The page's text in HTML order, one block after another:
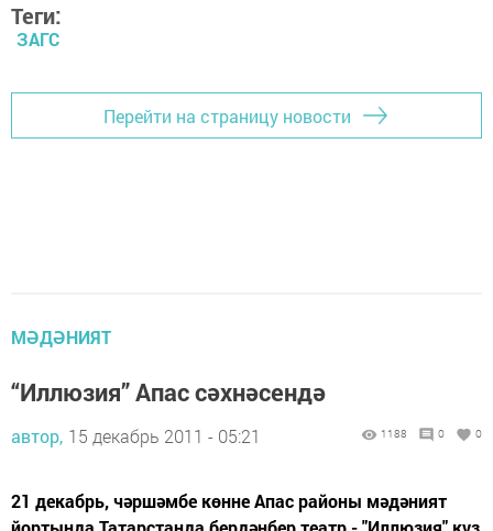
Теги:
ЗАГС
Перейти на страницу новости
МӘДӘНИЯТ
“Иллюзия” Апас сәхнәсендә
автор, 15 декабрь 2011 - 05:21 1188 0 0
21 декабрь, чәршәмбе көнне Апас районы мәдәният